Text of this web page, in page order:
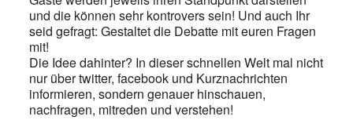
und die können sehr kontrovers sein! Und auch Ihr
seid gefragt: Gestaltet die Debatte mit euren Fragen
mit!
Die Idee dahinter? In dieser schnellen Welt mal nicht
nur über twitter, facebook und Kurznachrichten
informieren, sondern genauer hinschauen,
nachfragen, mitreden und verstehen!